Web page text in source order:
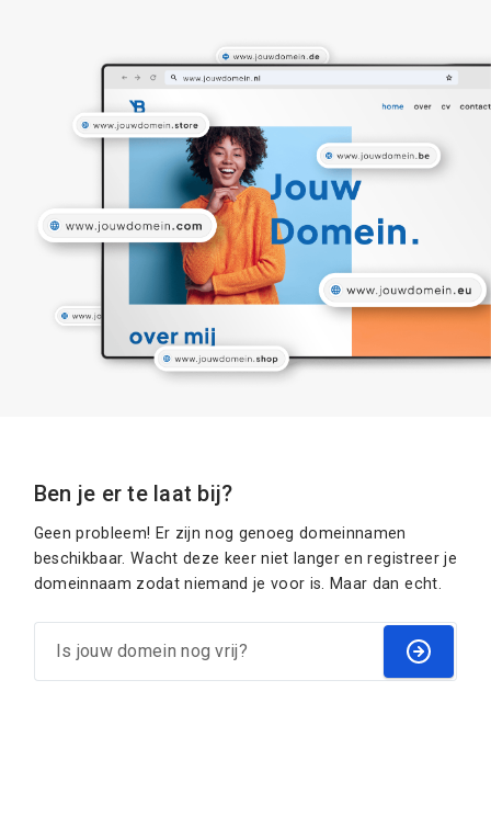
Ben je er te laat bij?
Geen probleem! Er zijn nog genoeg domeinnamen
beschikbaar. Wacht deze keer niet langer en registreer je
domeinnaam zodat niemand je voor is. Maar dan echt.